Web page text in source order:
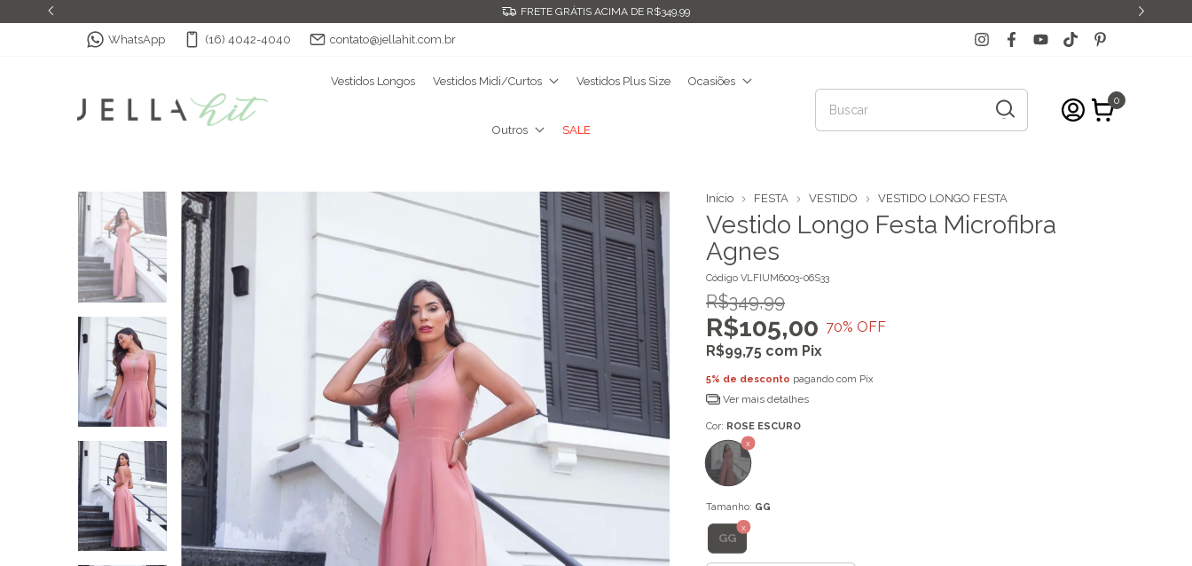
FRETE GRÁTIS ACIMA DE R$349,99
WhatsApp (16) 4042-4040 contato@jellahit.com.br
Vestidos Longos Vestidos Midi/Curtos Vestidos Plus Size Ocasiões
Outros SALE
0
Início FESTA VESTIDO VESTIDO LONGO FESTA
Vestido Longo Festa Microfibra
Agnes
Código VLFIUM6003-06S33
R$349,99
R$105,00 70% OFF
R$99,75 com Pix
5% de desconto pagando com Pix
Ver mais detalhes
Cor: ROSE ESCURO
Tamanho: GG
GG